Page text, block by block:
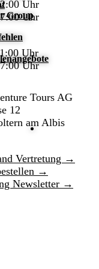
Group
Uhr
Uhr
Uhr
Uhr
Tours AG
12
am Albis
Vertretung →
→
Newsletter →